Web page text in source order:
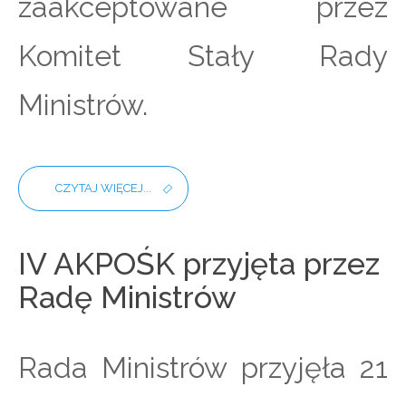
Komitet Stały Rady
Ministrów.
CZYTAJ WIĘCEJ...
IV AKPOŚK przyjęta przez
Radę Ministrów
Rada Ministrów przyjęła 21